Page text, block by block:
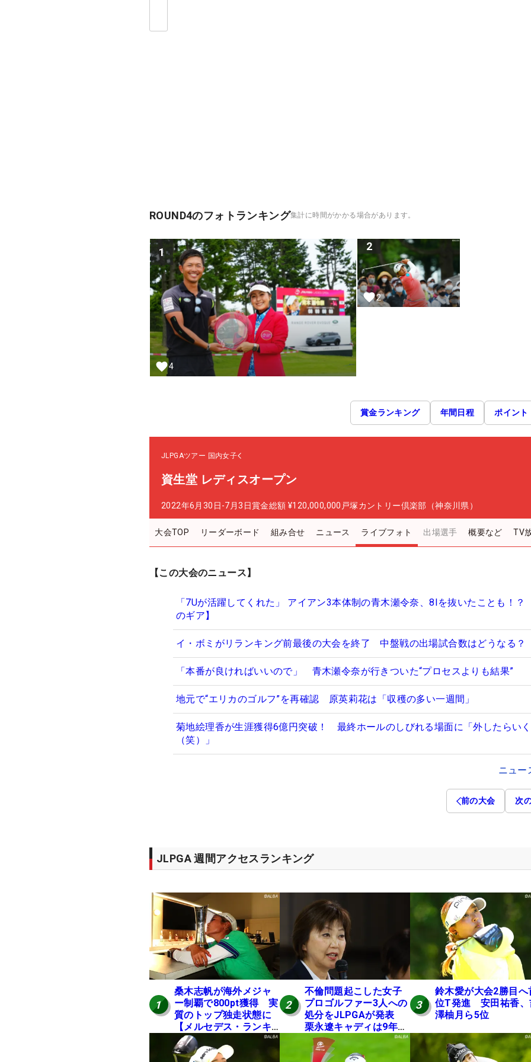
ROUND4のフォトランキング集計に時間がかかる場合があります。
1
4
2
2
賞金ランキング 年間日程 ポイント
JLPGAツアー 国内女子
資生堂 レディスオープン
2022年6月30日-7月3日賞金総額 ¥120,000,000 戸塚カントリー倶楽部（神奈川県）
大会TOP リーダーボード 組み合せ ニュース ライブフォト 出場選手 概要など TV
【この大会のニュース】
「7Uが活躍してくれた」 アイアン3本体制の青木瀬令奈、8Iを抜いたことも！？
のギア】
イ・ボミがリランキング前最後の大会を終了 中盤戦の出場試合数はどうなる？
「本番が良ければいいので」 青木瀬令奈が行きついた“プロセスよりも結果”
地元で“エリカのゴルフ”を再確認 原英莉花は「収穫の多い一週間」
菊地絵理香が生涯獲得6億円突破！ 最終ホールのしびれる場面に「外したらい
（笑）」
ニュー
前の大会 次
JLPGA 週間アクセスランキング
1
桑木志帆が海外メジャ
ー制覇で800pt獲得 実
質のトップ独走状態に
【メルセデス・ランキ
ング番外編】
2
不倫問題起こした女子
プロゴルファー3人への
処分をJLPGAが発表
栗永遼キャディは9年間
の立ち入り禁止
3
鈴木愛が大会2勝目へ
位T発進 安田祐香、
澤柚月ら5位